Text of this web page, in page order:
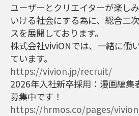
ユーザーとクリエイターが楽し
いける社会にする為に、総合二
スを展開しております。
株式会社viviONでは、一緒に働
ています。
https://vivion.jp/recruit/
2026年入社新卒採用：漫画編集
募集中です！
https://hrmos.co/pages/